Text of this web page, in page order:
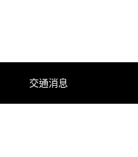
交通消息